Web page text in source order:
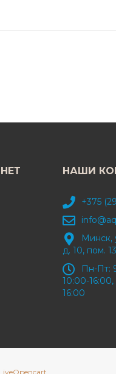
НАШИ
+375
Минск,
д. 10, пом.
Пн-Пт:
10:00-
16:00